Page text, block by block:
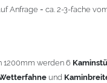
klicken!
Anfrage = ca. 2-3-fache
1200mm werden 6
und